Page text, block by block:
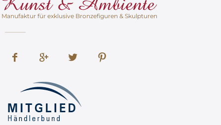
Manufaktur für exklusive Bronzefiguren & Skulpturen